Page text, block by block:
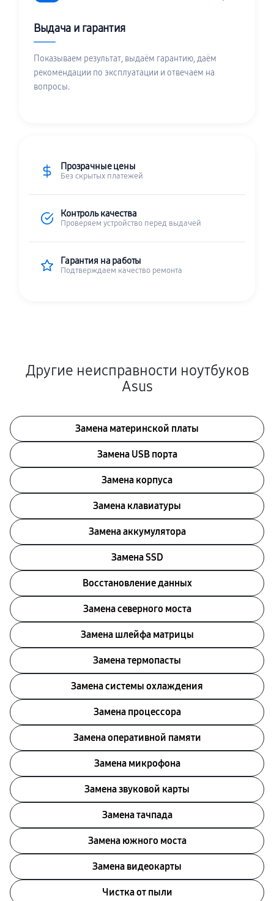
Выдача и гарантия
Показываем результат, выдаём гарантию, даём
рекомендации по эксплуатации и отвечаем на
вопросы.
Прозрачные цены
Без скрытых платежей
Контроль качества
Проверяем устройство перед выдачей
Гарантия на работы
Подтверждаем качество ремонта
Другие неисправности ноутбуков
Asus
Замена материнской платы
Замена USB порта
Замена корпуса
Замена клавиатуры
Замена аккумулятора
Замена SSD
Восстановление данных
Замена северного моста
Замена шлейфа матрицы
Замена термопасты
Замена системы охлаждения
Замена процессора
Замена оперативной памяти
Замена микрофона
Замена звуковой карты
Замена тачпада
Замена южного моста
Замена видеокарты
Чистка от пыли